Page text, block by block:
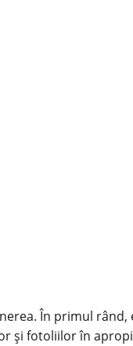
În primul rând,
și fotoliilor în